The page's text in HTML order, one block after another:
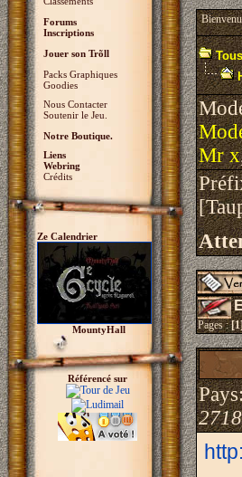
Forums
Inscriptions
Jouer son Trõll
Packs Graphiques
Goodies
Nous Contacter
Soutenir le Jeu.
Notre Boutique.
Liens
Webring
Crédits
Ze Calendrier
MountyHall
Référencé sur
Mr x
Pages :